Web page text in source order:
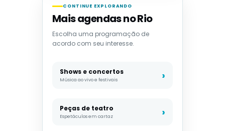
CONTINUE EXPLORANDO
Mais agendas no Rio
Escolha uma programação de
acordo com seu interesse.
Shows e concertos
Música ao vivo e festivais
Peças de teatro
Espetáculos em cartaz